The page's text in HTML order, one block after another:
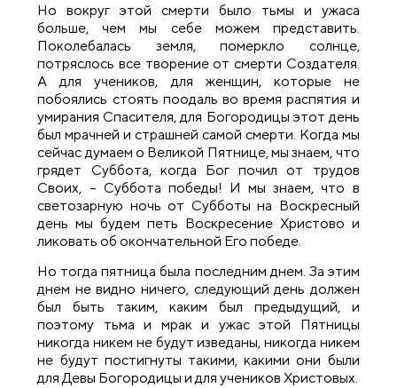
Но вокруг этой смерти было тьмы и ужаса
больше, чем мы себе можем представить.
Поколебалась земля, померкло солнце,
потряслось все творение от смерти Создателя.
А для учеников, для женщин, которые не
побоялись стоять поодаль во время распятия и
умирания Спасителя, для Богородицы этот день
был мрачней и страшней самой смерти. Когда мы
сейчас думаем о Великой Пятнице, мы знаем, что
грядет Суббота, когда Бог почил от трудов
Своих, – Суббота победы! И мы знаем, что в
светозарную ночь от Субботы на Воскресный
день мы будем петь Воскресение Христово и
ликовать об окончательной Его победе.
Но тогда пятница была последним днем. За этим
днем не видно ничего, следующий день должен
был быть таким, каким был предыдущий, и
поэтому тьма и мрак и ужас этой Пятницы
никогда никем не будут изведаны, никогда никем
не будут постигнуты такими, какими они были
для Девы Богородицы и для учеников Христовых.